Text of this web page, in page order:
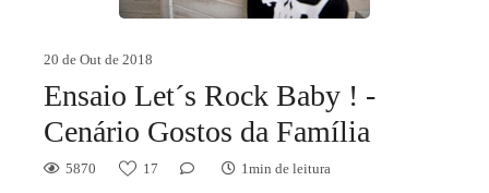
20 de Out de 2018
Ensaio Let´s Rock Baby ! -
Cenário Gostos da Família
5870 17 1min de leitura